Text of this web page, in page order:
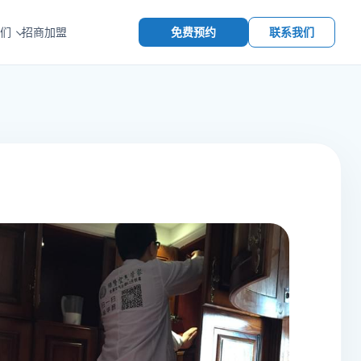
招商加盟 免费预约 联系我们